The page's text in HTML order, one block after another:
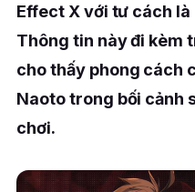
Effect X với tư cách là
Thông tin này đi kèm
cho thấy phong cách
Naoto trong bối cảnh
chơi.